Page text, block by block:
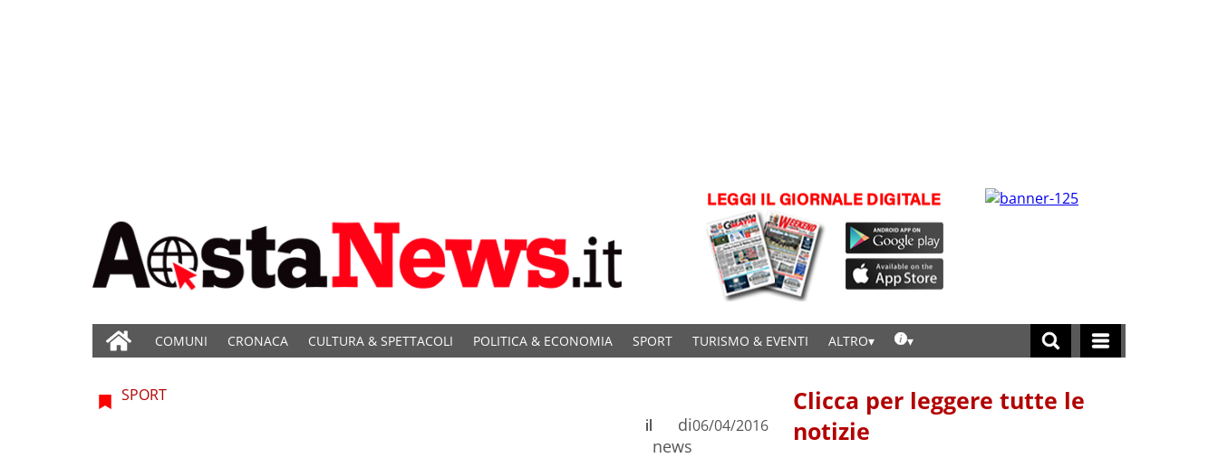
COMUNI CRONACA CULTURA & SPETTACOLI POLITICA & ECONOMIA SPORT TURISMO & EVENTI ALTRO
SPORT
di
news
il 06/04/2016
Clicca per leggere tutte le
notizie